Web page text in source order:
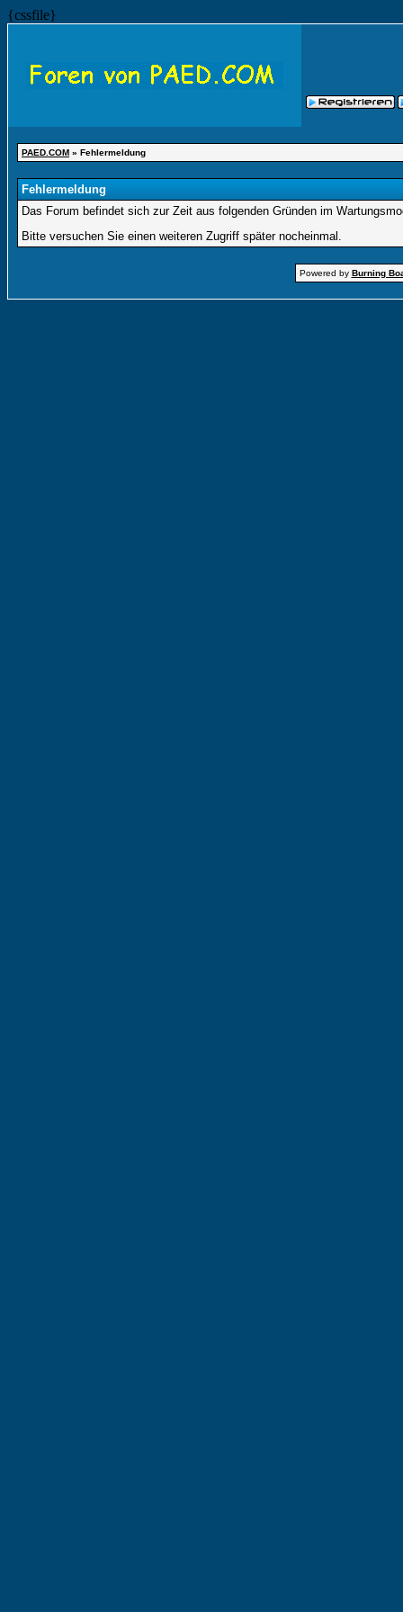
{cssfile}
PAED.COM » Fehlermeldung
Fehlermeldung
Das Forum befindet sich zur Zeit aus folgenden Gründen im
Bitte versuchen Sie einen weiteren Zugriff später nocheinmal.
Powered by Burning